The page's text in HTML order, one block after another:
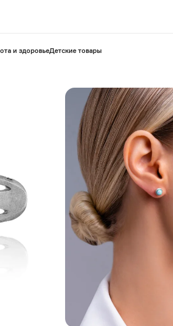
и здоровье⁠Детские товары